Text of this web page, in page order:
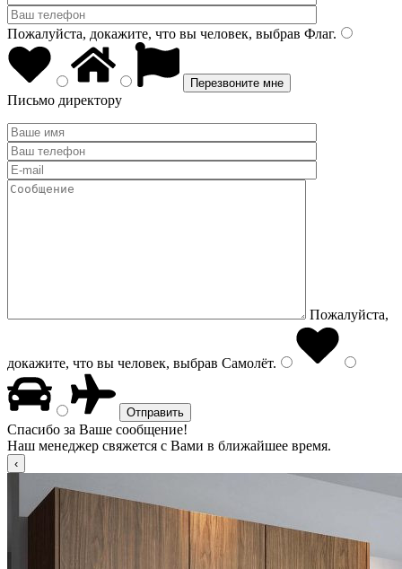
Пожалуйста, докажите, что вы человек, выбрав Флаг.
Письмо директору
Пожалуйста,
докажите, что вы человек, выбрав Самолёт.
Спасибо за Ваше сообщение!
Наш менеджер свяжется с Вами в ближайшее время.